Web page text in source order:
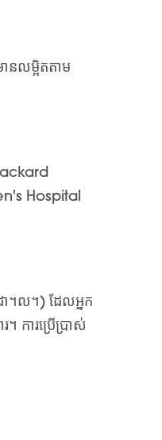
នលម្អិតតាម
Hospital
ា។ល។) ដែលអ្នក
ការប្រើប្រាស់